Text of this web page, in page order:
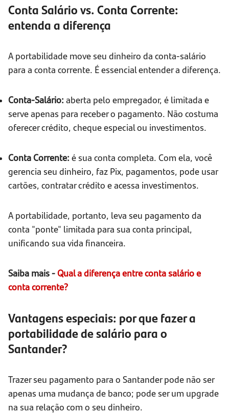
Conta Salário vs. Conta Corrente:
entenda a diferença
A portabilidade move seu dinheiro da conta-salário
para a conta corrente. É essencial entender a diferença.
Conta-Salário: aberta pelo empregador, é limitada e
serve apenas para receber o pagamento. Não costuma
oferecer crédito, cheque especial ou investimentos.
Conta Corrente: é sua conta completa. Com ela, você
gerencia seu dinheiro, faz Pix, pagamentos, pode usar
cartões, contratar crédito e acessa investimentos.
A portabilidade, portanto, leva seu pagamento da
conta "ponte" limitada para sua conta principal,
unificando sua vida financeira.
Saiba mais -Qual a diferença entre conta salário e
conta corrente?
Vantagens especiais: por que fazer a
portabilidade de salário para o
Santander?
Trazer seu pagamento para o Santander pode não ser
apenas uma mudança de banco; pode ser um upgrade
na sua relação com o seu dinheiro.